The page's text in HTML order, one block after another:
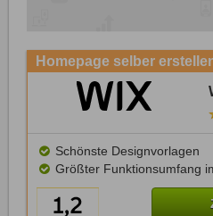
Homepage selber
Schönste Designvorlagen
Größter Funktionsumfang